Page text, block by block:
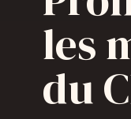
les
du